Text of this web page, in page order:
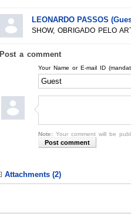
LEONARDO PASSOS
SHOW, OBRIGADO PELO
Post a comment
Your Name or E-mail ID
Note: Your comment will be
Attachments (2)